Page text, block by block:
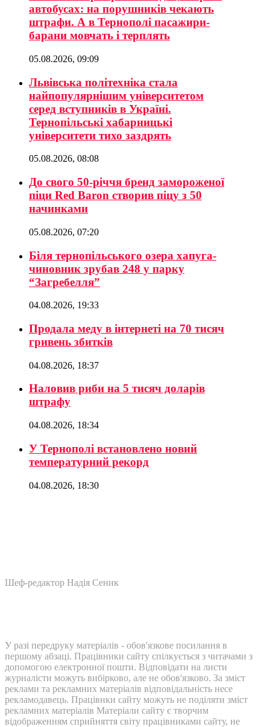
автобусах: на порушників чекають
штрафи. А в Тернополі пасажири-
барани мовчать і терплять
05.08.2026, 09:09
Львівська політехніка стала
найпопулярнішим університетом
серед вступників в Україні.
Тернопільські хабарницькі
університети тихо заздрять
05.08.2026, 08:08
До свого 50-річчя бренд замороженої
піци Red Baron створив піцу з 50
начинками
05.08.2026, 07:20
Біля тернопільського озера хапуга-
чиновник зрубав 248 у парку
“Загребелля”
04.08.2026, 19:33
Продала меду в інтернеті на 70 тисяч
гривень збитків
04.08.2026, 18:37
Наловив риби на 5 тисяч доларів
штрафу
04.08.2026, 18:34
У Тернополі встановлено новий
температурний рекорд
04.08.2026, 18:30
Шеф-редактор Надія Сеник
У разі передруку матеріалів - обов'язкове посилання в
першому абзаці. Працівники сайту спілкується з читачами з
допомогою електронної пошти. Відповідати на листи
журналісти можуть вибірково, але не обов'язково. За зміст
реклами та рекламних матеріалів відповідальність несе
рекламодавець. Працівнки сайту можуть не поділяти зміст
рекламних матеріалів Матеріали сайту є творчим
відображенням сприйняття світу працівниками сайту, не